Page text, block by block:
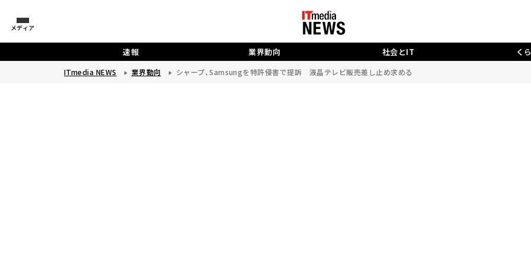
メディア
速報 業界動向 社会とIT く
ITmedia NEWS 業界動向 シャープ、Samsungを特許侵害で提訴 液晶テレビ販売差し止め求める